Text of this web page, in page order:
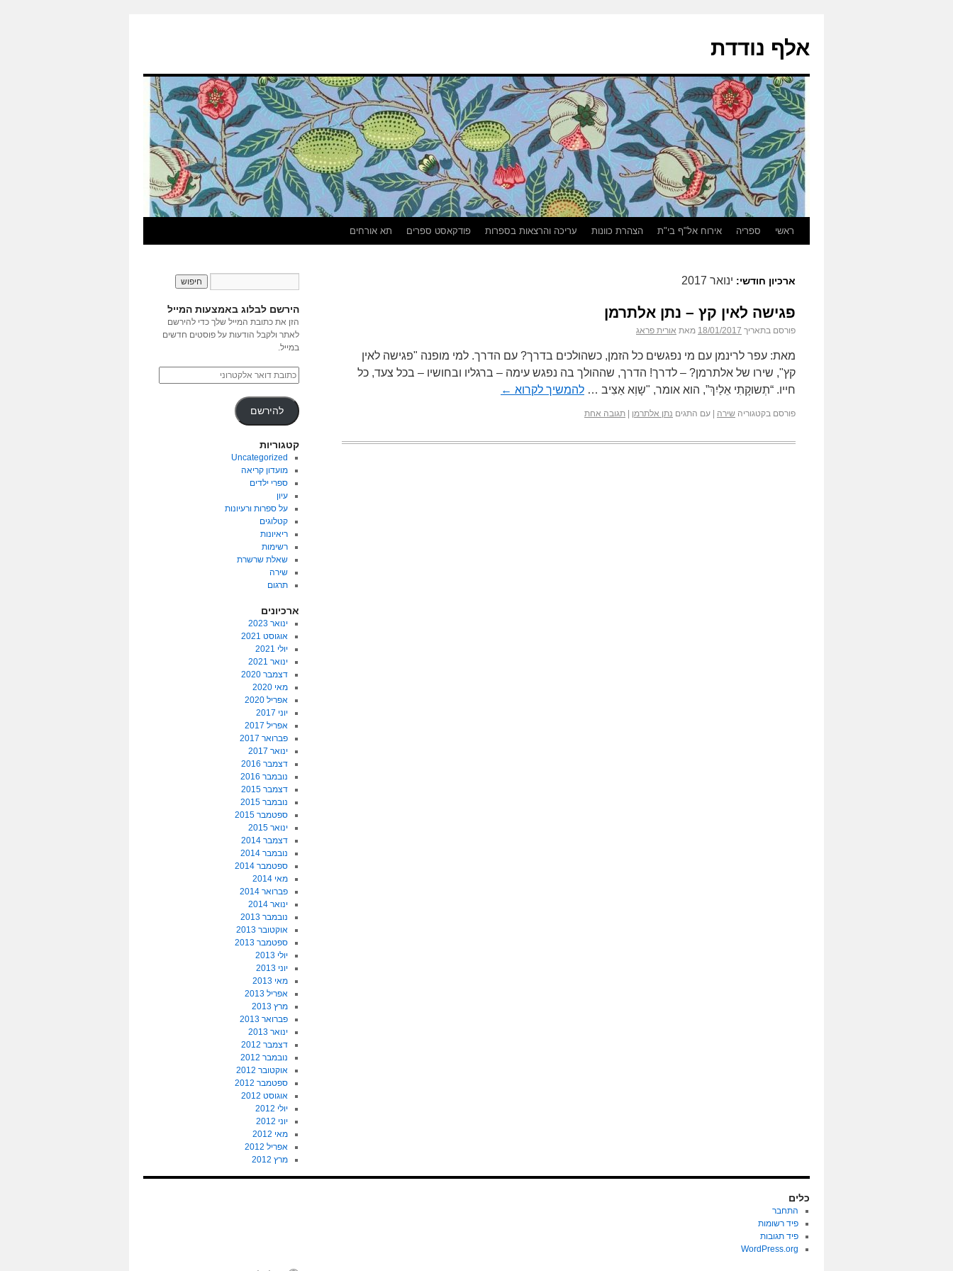
אלף נודדת
ראשי ספריה אירוח אל"ף בי"ת הצהרת כוונות עריכה והרצאות בספרות פודקאסט ספרים תא אורחים
ארכיון חודשי: ינואר 2017
פגישה לאין קץ – נתן אלתרמן
פורסם בתאריך 18/01/2017 מאת אורית פראג
מאת: עפר לרינמן עם מי נפגשים כל הזמן, כשהולכים בדרך? עם הדרך. למי מופנה "פגישה לאין
קץ", שירו של אלתרמן? – לדרך! הדרך, שההולך בה נפגש עימה – ברגליו ובחושיו – בכל צעד, כל
חייו. “תְשוקָתִי אֵלַיִךְ”, הוא אומר, "שָוְא אַצִיב … להמשיך לקרוא ←
פורסם בקטגוריה שירה עם התגים נתן אלתרמן תגובה אחת
הירשם לבלוג באמצעות המייל
הזן את כתובת המייל שלך כדי להירשם
לאתר ולקבל הודעות על פוסטים חדשים
במייל.
להירשם
קטגוריות
Uncategorized
מועדון קריאה
ספרי ילדים
עיון
על ספרות ורעיונות
קטלוגים
ריאיונות
רשימות
שאלת שרשרת
שירה
תרגום
ארכיונים
ינואר 2023
אוגוסט 2021
יולי 2021
ינואר 2021
דצמבר 2020
מאי 2020
אפריל 2020
יוני 2017
אפריל 2017
פברואר 2017
ינואר 2017
דצמבר 2016
נובמבר 2016
דצמבר 2015
נובמבר 2015
ספטמבר 2015
ינואר 2015
דצמבר 2014
נובמבר 2014
ספטמבר 2014
מאי 2014
פברואר 2014
ינואר 2014
נובמבר 2013
אוקטובר 2013
ספטמבר 2013
יולי 2013
יוני 2013
מאי 2013
אפריל 2013
מרץ 2013
פברואר 2013
ינואר 2013
דצמבר 2012
נובמבר 2012
אוקטובר 2012
ספטמבר 2012
אוגוסט 2012
יולי 2012
יוני 2012
מאי 2012
אפריל 2012
מרץ 2012
כלים
התחבר
פיד רשומות
פיד תגובות
WordPress.org